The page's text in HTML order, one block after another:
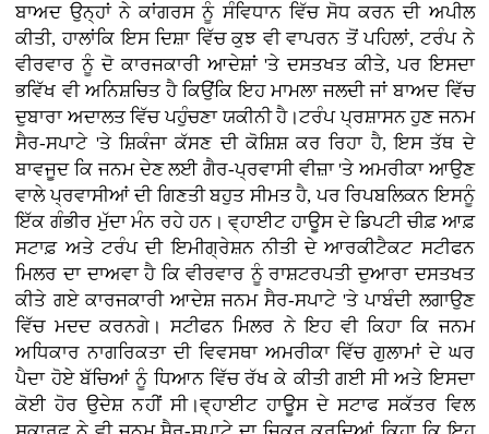
ਬਾਅਦ ਉਨ੍ਹਾਂ ਨੇ ਕਾਂਗਰਸ ਨੂੰ ਸੰਵਿਧਾਨ ਵਿੱਚ ਸੋਧ ਕਰਨ ਦੀ ਅਪੀਲ
ਕੀਤੀ, ਹਾਲਾਂਕਿ ਇਸ ਦਿਸ਼ਾ ਵਿੱਚ ਕੁਝ ਵੀ ਵਾਪਰਨ ਤੋਂ ਪਹਿਲਾਂ, ਟਰੰਪ ਨੇ
ਵੀਰਵਾਰ ਨੂੰ ਦੋ ਕਾਰਜਕਾਰੀ ਆਦੇਸ਼ਾਂ 'ਤੇ ਦਸਤਖਤ ਕੀਤੇ, ਪਰ ਇਸਦਾ
ਭਵਿੱਖ ਵੀ ਅਨਿਸ਼ਚਿਤ ਹੈ ਕਿਉਂਕਿ ਇਹ ਮਾਮਲਾ ਜਲਦੀ ਜਾਂ ਬਾਅਦ ਵਿੱਚ
ਦੁਬਾਰਾ ਅਦਾਲਤ ਵਿੱਚ ਪਹੁੰਚਣਾ ਯਕੀਨੀ ਹੈ।ਟਰੰਪ ਪ੍ਰਸ਼ਾਸਨ ਹੁਣ ਜਨਮ
ਸੈਰ-ਸਪਾਟੇ 'ਤੇ ਸ਼ਿਕੰਜਾ ਕੱਸਣ ਦੀ ਕੋਸ਼ਿਸ਼ ਕਰ ਰਿਹਾ ਹੈ, ਇਸ ਤੱਥ ਦੇ
ਬਾਵਜੂਦ ਕਿ ਜਨਮ ਦੇਣ ਲਈ ਗੈਰ-ਪ੍ਰਵਾਸੀ ਵੀਜ਼ਾ 'ਤੇ ਅਮਰੀਕਾ ਆਉਣ
ਵਾਲੇ ਪ੍ਰਵਾਸੀਆਂ ਦੀ ਗਿਣਤੀ ਬਹੁਤ ਸੀਮਤ ਹੈ, ਪਰ ਰਿਪਬਲਿਕਨ ਇਸਨੂੰ
ਇੱਕ ਗੰਭੀਰ ਮੁੱਦਾ ਮੰਨ ਰਹੇ ਹਨ। ਵ੍ਹਾਈਟ ਹਾਊਸ ਦੇ ਡਿਪਟੀ ਚੀਫ਼ ਆਫ਼
ਸਟਾਫ਼ ਅਤੇ ਟਰੰਪ ਦੀ ਇਮੀਗ੍ਰੇਸ਼ਨ ਨੀਤੀ ਦੇ ਆਰਕੀਟੈਕਟ ਸਟੀਫਨ
ਮਿਲਰ ਦਾ ਦਾਅਵਾ ਹੈ ਕਿ ਵੀਰਵਾਰ ਨੂੰ ਰਾਸ਼ਟਰਪਤੀ ਦੁਆਰਾ ਦਸਤਖਤ
ਕੀਤੇ ਗਏ ਕਾਰਜਕਾਰੀ ਆਦੇਸ਼ ਜਨਮ ਸੈਰ-ਸਪਾਟੇ 'ਤੇ ਪਾਬੰਦੀ ਲਗਾਉਣ
ਵਿੱਚ ਮਦਦ ਕਰਨਗੇ। ਸਟੀਫਨ ਮਿਲਰ ਨੇ ਇਹ ਵੀ ਕਿਹਾ ਕਿ ਜਨਮ
ਅਧਿਕਾਰ ਨਾਗਰਿਕਤਾ ਦੀ ਵਿਵਸਥਾ ਅਮਰੀਕਾ ਵਿੱਚ ਗੁਲਾਮਾਂ ਦੇ ਘਰ
ਪੈਦਾ ਹੋਏ ਬੱਚਿਆਂ ਨੂੰ ਧਿਆਨ ਵਿੱਚ ਰੱਖ ਕੇ ਕੀਤੀ ਗਈ ਸੀ ਅਤੇ ਇਸਦਾ
ਕੋਈ ਹੋਰ ਉਦੇਸ਼ ਨਹੀਂ ਸੀ।ਵ੍ਹਾਈਟ ਹਾਊਸ ਦੇ ਸਟਾਫ ਸਕੱਤਰ ਵਿਲ